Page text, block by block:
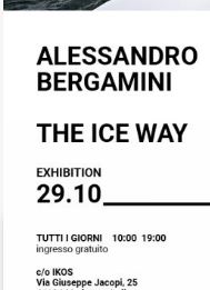
Exibart.service -
-